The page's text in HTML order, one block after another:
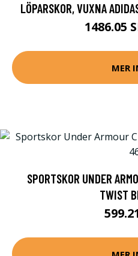
LÖPARSKOR, VUXNA
1486.05
MER
SPORTSKOR UNDER
TWIST